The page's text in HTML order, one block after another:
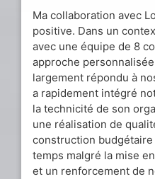
Ma collaboration avec
positive. Dans un
avec une équipe de 8
approche
largement répondu à
a rapidement intégré
la technicité de son
une réalisation de
construction
temps malgré la mise
et un renforcement de